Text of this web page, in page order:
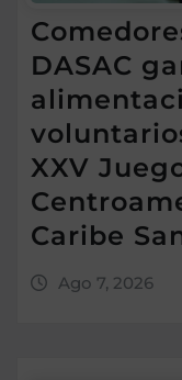
DASAC
XXV
Caribe
Ago 7, 2026